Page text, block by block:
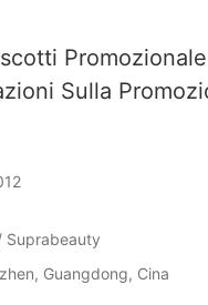
Sulla
Suprabeauty
Guangdong, Cina